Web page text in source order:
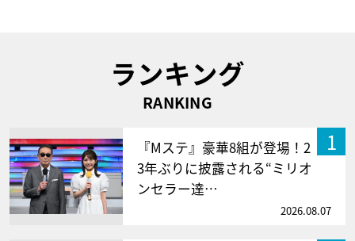
ランキング
RANKING
1
『Mステ』豪華8組が登場！2
3年ぶりに披露される“ミリオ
ンセラー達…
2026.08.07